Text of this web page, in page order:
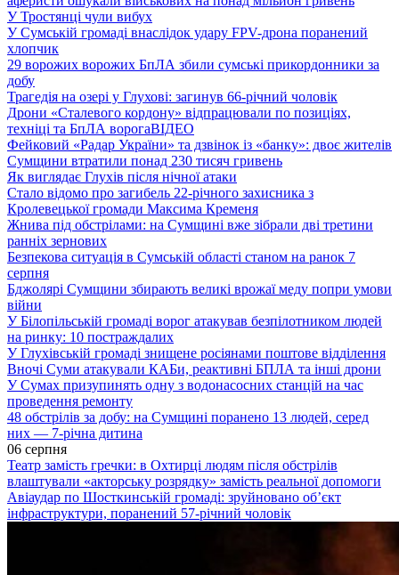
У Тростянці чули вибух
У Сумській громаді внаслідок удару FPV-дрона поранений
хлопчик
29 ворожих ворожих БпЛА збили сумські прикордонники за
добу
Трагедія на озері у Глухові: загинув 66-річний чоловік
Дрони «Сталевого кордону» відпрацювали по позиціях,
техніці та БпЛА ворогаВІДЕО
Фейковий «Радар України» та дзвінок із «банку»: двоє жителів
Сумщини втратили понад 230 тисяч гривень
Як виглядає Глухів після нічної атаки
Стало відомо про загибель 22-річного захисника з
Кролевецької громади Максима Кременя
Жнива під обстрілами: на Сумщині вже зібрали дві третини
ранніх зернових
Безпекова ситуація в Сумській області станом на ранок 7
серпня
Бджолярі Сумщини збирають великі врожаї меду попри умови
війни
У Білопільській громаді ворог атакував безпілотником людей
на ринку: 10 постраждалих
У Глухівській громаді знищене росіянами поштове відділення
Вночі Суми атакували КАБи, реактивні БПЛА та інші дрони
У Сумах призупинять одну з водонасосних станцій на час
проведення ремонту
48 обстрілів за добу: на Сумщині поранено 13 людей, серед
них — 7-річна дитина
06 серпня
Театр замість гречки: в Охтирці людям після обстрілів
влаштували «акторську розрядку» замість реальної допомоги
Авіаудар по Шосткинській громаді: зруйновано об’єкт
інфраструктури, поранений 57-річний чоловік